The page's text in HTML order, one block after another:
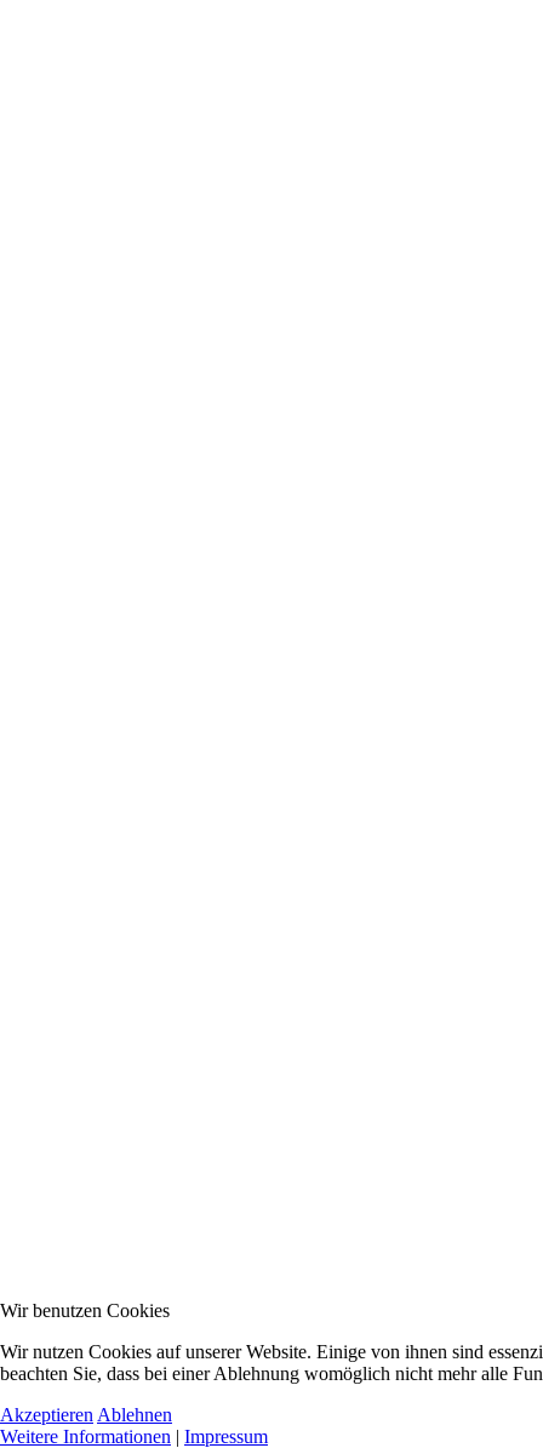
Wir benutzen Cookies
Wir nutzen Cookies auf unserer Website. Einige von ihnen sind
beachten Sie, dass bei einer Ablehnung womöglich nicht mehr alle
Akzeptieren Ablehnen
Weitere Informationen | Impressum